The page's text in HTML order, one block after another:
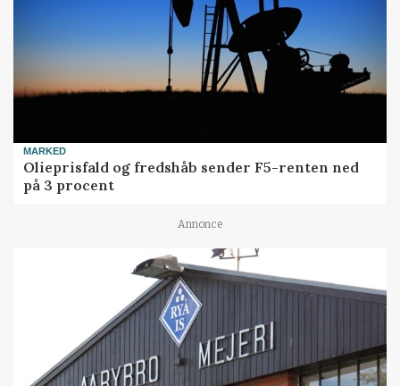
MARKED
Olieprisfald og fredshåb sender F5-renten ned
på 3 procent
Annonce